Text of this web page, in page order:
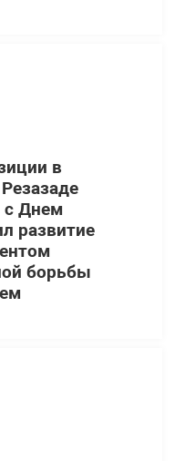
в
с Днем
развитие
борьбы